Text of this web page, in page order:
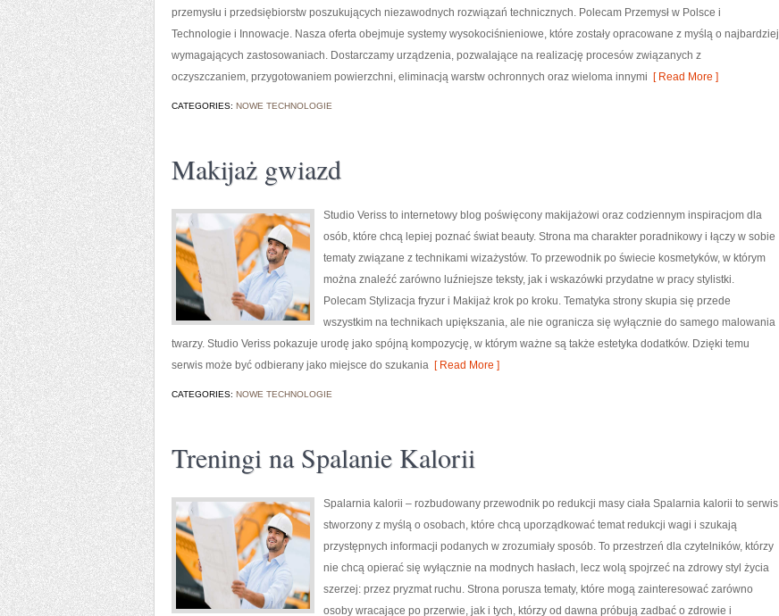
przemysłu i przedsiębiorstw poszukujących niezawodnych rozwiązań technicznych. Polecam Przemysł w Polsce i
Technologie i Innowacje. Nasza oferta obejmuje systemy wysokociśnieniowe, które zostały opracowane z myślą o najbardziej
wymagających zastosowaniach. Dostarczamy urządzenia, pozwalające na realizację procesów związanych z
oczyszczaniem, przygotowaniem powierzchni, eliminacją warstw ochronnych oraz wieloma innymi [ Read More ]
CATEGORIES: NOWE TECHNOLOGIE
Makijaż gwiazd
Studio Veriss to internetowy blog poświęcony makijażowi oraz codziennym inspiracjom dla
osób, które chcą lepiej poznać świat beauty. Strona ma charakter poradnikowy i łączy w sobie
tematy związane z technikami wizażystów. To przewodnik po świecie kosmetyków, w którym
można znaleźć zarówno luźniejsze teksty, jak i wskazówki przydatne w pracy stylistki.
Polecam Stylizacja fryzur i Makijaż krok po kroku. Tematyka strony skupia się przede
wszystkim na technikach upiększania, ale nie ogranicza się wyłącznie do samego malowania
twarzy. Studio Veriss pokazuje urodę jako spójną kompozycję, w którym ważne są także estetyka dodatków. Dzięki temu
serwis może być odbierany jako miejsce do szukania [ Read More ]
CATEGORIES: NOWE TECHNOLOGIE
Treningi na Spalanie Kalorii
Spalarnia kalorii – rozbudowany przewodnik po redukcji masy ciała Spalarnia kalorii to serwis
stworzony z myślą o osobach, które chcą uporządkować temat redukcji wagi i szukają
przystępnych informacji podanych w zrozumiały sposób. To przestrzeń dla czytelników, którzy
nie chcą opierać się wyłącznie na modnych hasłach, lecz wolą spojrzeć na zdrowy styl życia
szerzej: przez pryzmat ruchu. Strona porusza tematy, które mogą zainteresować zarówno
osoby wracające po przerwie, jak i tych, którzy od dawna próbują zadbać o zdrowie i